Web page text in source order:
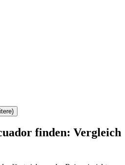
finden: Vergleich